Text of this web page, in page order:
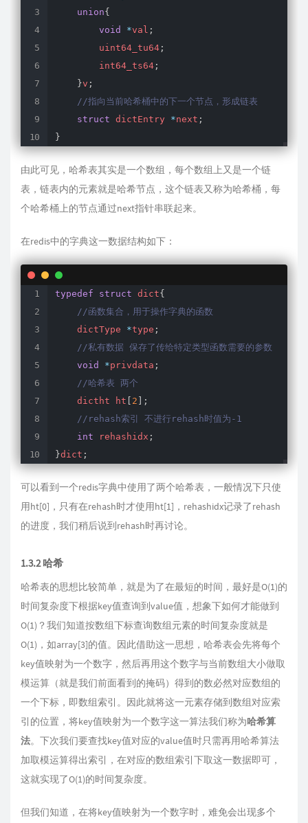
union{
void
*val ;
        uint64_tu64
;
        int64_ts64
;
}v ;
//指向当前哈希桶中的下一个节点，形成链表
struct dictEntry *next ;
}
由此可见，哈希表其实是一个数组，每个数组上又是一个链
表，链表内的元素就是哈希节点，这个链表又称为哈希桶，每
个哈希桶上的节点通过next指针串联起来。
在redis中的字典这一数据结构如下：
typedef struct dict{
//函数集合，用于操作字典的函数
    dictType
*type ;
//私有数据 保存了传给特定类型函数需要的参数
void
*privdata ;
//哈希表 两个
    dictht ht
2
;
//rehash索引 不进行rehash时值为-1
int rehashidx ;
}dict ;
可以看到一个redis字典中使用了两个哈希表，一般情况下只使
用ht[0]，只有在rehash时才使用ht[1]，rehashidx记录了rehash
的进度，我们稍后说到rehash时再讨论。
1.3.2 哈希
哈希表的思想比较简单，就是为了在最短的时间，最好是O(1)的
时间复杂度下根据key值查询到value值，想象下如何才能做到
O(1)？我们知道按数组下标查询数组元素的时间复杂度就是
O(1)，如array[3]的值。因此借助这一思想，哈希表会先将每个
key值映射为一个数字，然后再用这个数字与当前数组大小做取
模运算（就是我们前面看到的掩码）得到的数必然对应数组的
一个下标，即数组索引。因此就将这一元素存储到数组对应索
引的位置，将key值映射为一个数字这一算法我们称为哈希算
法。下次我们要查找key值对应的value值时只需再用哈希算法
加取模运算得出索引，在对应的数组索引下取这一数据即可，
这就实现了O(1)的时间复杂度。
但我们知道，在将key值映射为一个数字时，难免会出现多个